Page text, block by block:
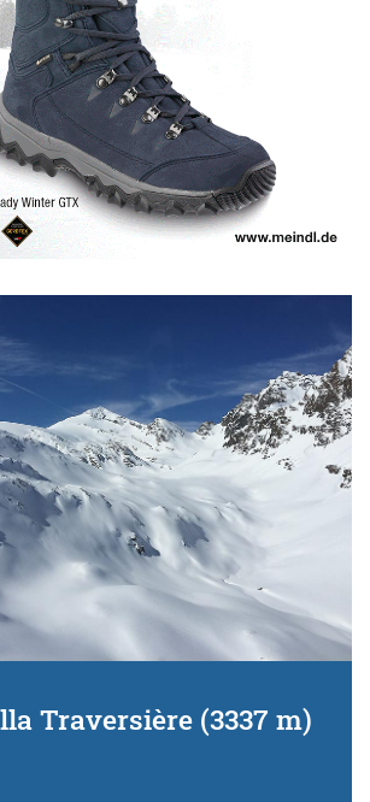
Traversière (3337 m)